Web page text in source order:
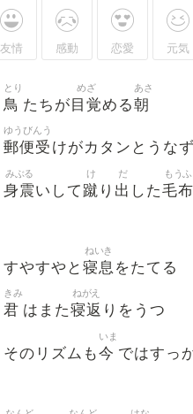
友情 感動 恋愛 元気
鳥
とり
たちが目覚
めざ
める朝
あさ
郵便受
ゆうびんう
けがカタンとうなず
身震
みぶる
いして 蹴
け
り 出
だ
した毛布
もうふ
すやすやと 寝息
ねいき
をたてる
君
きみ
はまた寝返
ねがえ
りをうつ
そのリズムも今
いま
ではすっ